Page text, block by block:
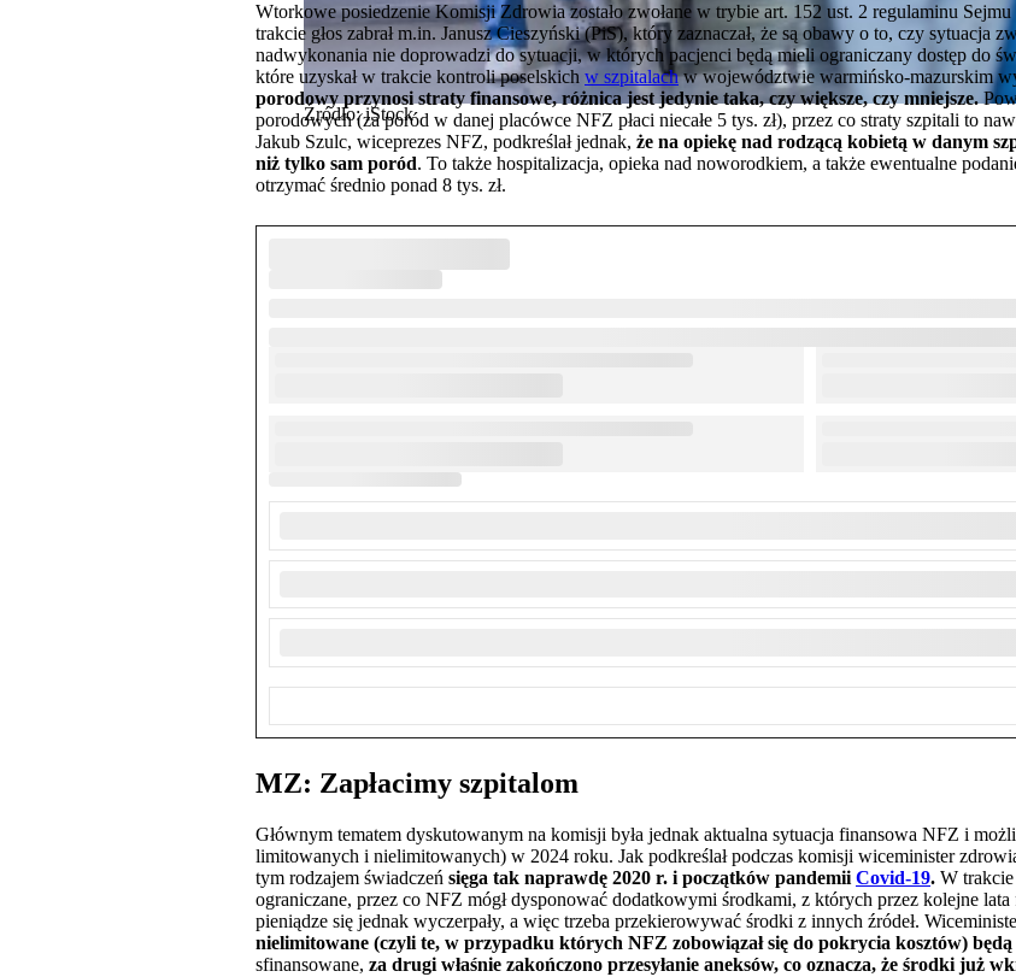
Źródło: iStock
Wtorkowe posiedzenie Komisji Zdrowia zostało zwołane w trybie art. 152 ust. 2 regulaminu
trakcie głos zabrał m.in. Janusz Cieszyński (PiS), który zaznaczał, że są obawy o to, czy sytuacja
nadwykonania nie doprowadzi do sytuacji, w których pacjenci będą mieli ograniczany dostęp do
które uzyskał w trakcie kontroli poselskich w szpitalachw województwie warmińsko-mazurskim
porodowy przynosi straty finansowe, różnica jest jedynie taka, czy większe, czy mniejsze.
porodowych (za poród w danej placówce NFZ płaci niecałe 5 tys. zł), przez co straty szpitali to
Jakub Szulc, wiceprezes NFZ, podkreślał jednak, że na opiekę nad rodzącą kobietą w danym
niż tylko sam poród. To także hospitalizacja, opieka nad noworodkiem, a także ewentualne
otrzymać średnio ponad 8 tys. zł.
MZ: Zapłacimy szpitalom
Głównym tematem dyskutowanym na komisji była jednak aktualna sytuacja finansowa NFZ i
limitowanych i nielimitowanych) w 2024 roku. Jak podkreślał podczas komisji wiceminister
tym rodzajem świadczeń sięga tak naprawdę 2020 r. i początków pandemii Covid-19. W
ograniczane, przez co NFZ mógł dysponować dodatkowymi środkami, z których przez kolejne
pieniądze się jednak wyczerpały, a więc trzeba przekierowywać środki z innych źródeł.
nielimitowane (czyli te, w przypadku których NFZ zobowiązał się do pokrycia kosztów) będą
sfinansowane, za drugi właśnie zakończono przesyłanie aneksów, co oznacza, że środki już